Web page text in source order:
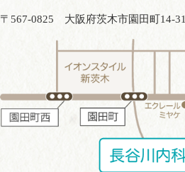
〒567-0825 大阪府茨木市園田町14-31